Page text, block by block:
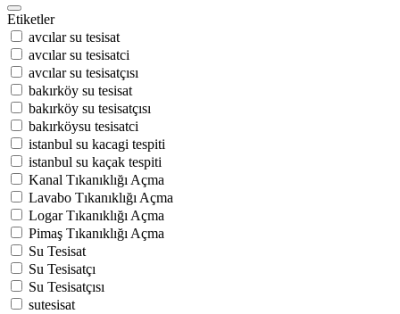
Etiketler
avcılar su tesisat
avcılar su tesisatci
avcılar su tesisatçısı
bakırköy su tesisat
bakırköy su tesisatçısı
bakırköysu tesisatci
istanbul su kacagi tespiti
istanbul su kaçak tespiti
Kanal Tıkanıklığı Açma
Lavabo Tıkanıklığı Açma
Logar Tıkanıklığı Açma
Pimaş Tıkanıklığı Açma
Su Tesisat
Su Tesisatçı
Su Tesisatçısı
sutesisat